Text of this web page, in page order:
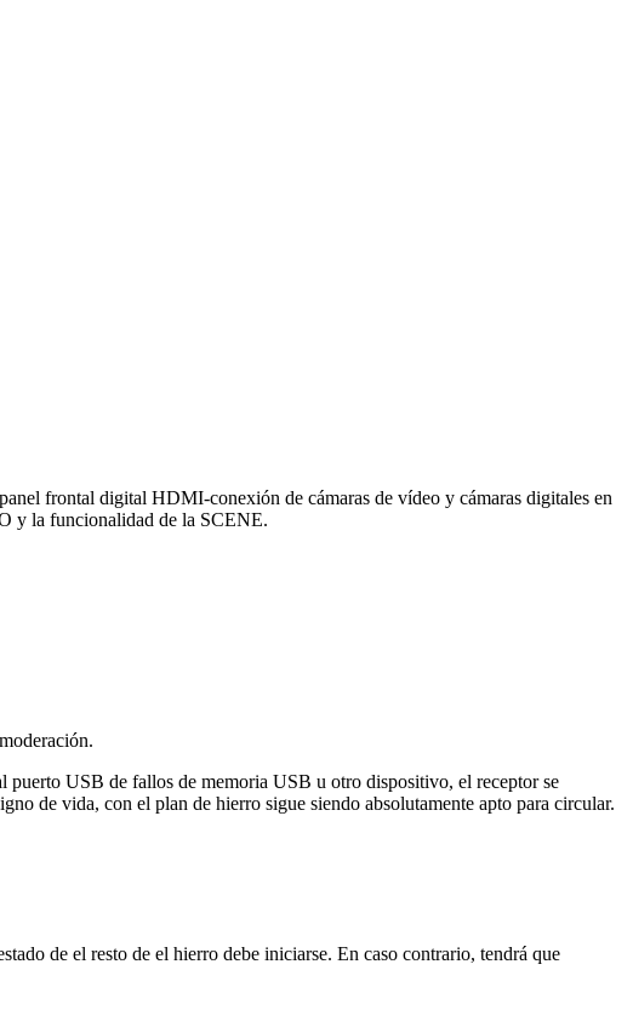
frontal digital HDMI-conexión de cámaras de vídeo y cámaras digitales en
y la funcionalidad de la SCENE.
puerto USB de fallos de memoria USB u otro dispositivo, el receptor se
de vida, con el plan de hierro sigue siendo absolutamente apto para circular.
de el resto de el hierro debe iniciarse. En caso contrario, tendrá que